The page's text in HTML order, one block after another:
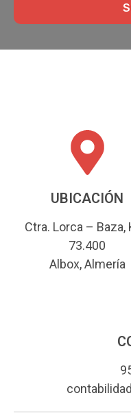
UBICACIÓN
Ctra. Lorca – Baza,
73.400
Albox, Almería